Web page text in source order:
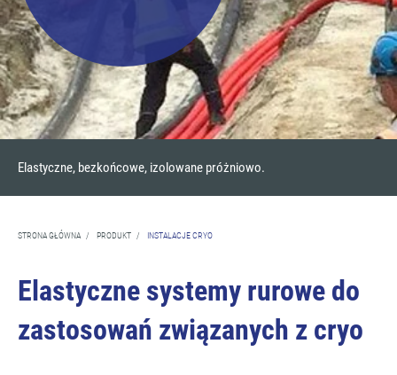
Elastyczne, bezkońcowe, izolowane próżniowo.
STRONA GŁÓWNA / PRODUKT / INSTALACJE CRYO
Elastyczne systemy rurowe do
zastosowań związanych z cryo